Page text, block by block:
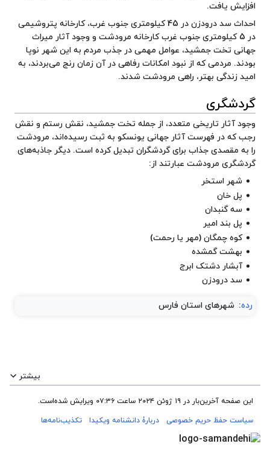
افزایش یافت.
احداث سد درودزن در 45 کیلومتری جنوب غرب، کارخانه پتروشیمی
در 5 کیلومتری جنوب غرب کارخانه مرودشت و وجود آثار میراث
جهانی تخت جمشید، عوامل مهمی در جذب مردم به این شهر نوپا
بودند. مردمی که از نبود امکانات رفاهی در آن زمان رنج می‌بردند، به
امید زندگی بهتر، راهی مرودشت شدند.
گردشگری
وجود آثار تاریخی متعدد، از جمله تخت جمشید، نقش رستم و نقش
رجبکه در فهرست آثار جهانی یونسکو به ثبت رسیده‌اند، مرودشت
را به مقصدی جذاب برای گردشگران تبدیل کرده است. دیگر جاذبه‌های
گردشگری مرودشت عبارتند از:
شهر استخر
پل خان
سه گنبدان
پل بند امیر
کوه چمگان (مهر یا رحمت)
بهشت گمشده
آبشار دشتک ابرج
سد درودزن
رده: شهرهای استان فارس
بیشتر
این صفحه آخرین‌بار در ‏۱۹ ژوئن ۲۰۲۴ ساعت ‏۰۷:۳۶ ویرایش شده‌است.
سیاست حفظ حریم خصوصی
دربارهٔ دانشنامه ویکیدا تکذیب‌نامه‌ها